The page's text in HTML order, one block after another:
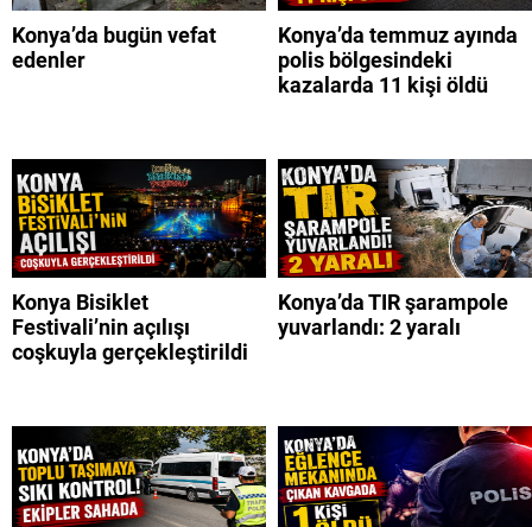
Konya’da bugün vefat
edenler
Konya’da temmuz ayında
polis bölgesindeki
kazalarda 11 kişi öldü
Konya Bisiklet
Festivali’nin açılışı
coşkuyla gerçekleştirildi
Konya’da TIR şarampole
yuvarlandı: 2 yaralı